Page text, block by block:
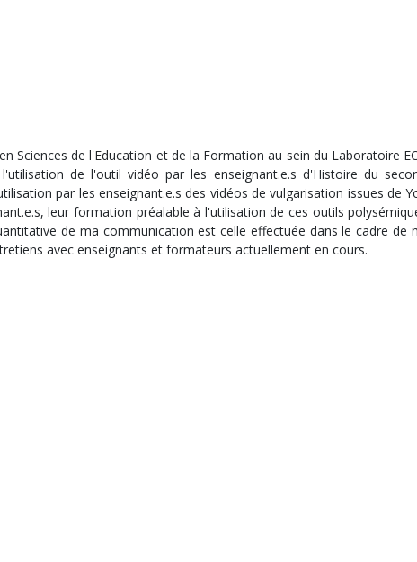
Sciences de l'Education et de la Formation au sein du Laboratoire
de l'outil vidéo par les enseignant.e.s d'Histoire du
par les enseignant.e.s des vidéos de vulgarisation issues de
leur formation préalable à l'utilisation de ces outils
de ma communication est celle effectuée dans le cadre de
avec enseignants et formateurs actuellement en cours.